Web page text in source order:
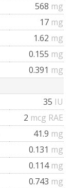
568 mg
17 mg
1.62 mg
0.155 mg
0.391 mg
35 IU
2 mcg RAE
41.9 mg
0.131 mg
0.114 mg
0.743 mg